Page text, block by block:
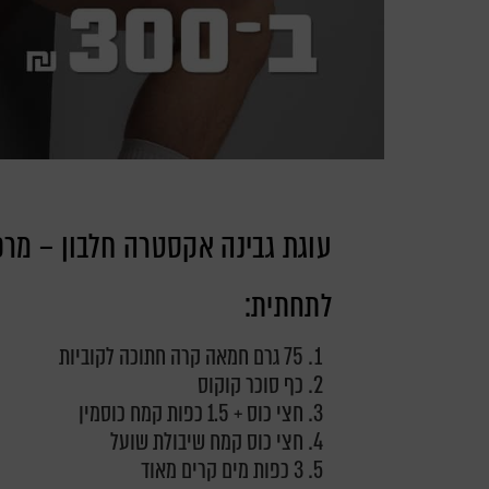
עוגת גבינה אקסטרה חלבון –
לתחתית:
75 גרם חמאה קרה חתוכה לקוביות
כף סוכר קוקוס
חצי כוס + 1.5 כפות קמח כוסמין
חצי כוס קמח שיבולת שועל
3 כפות מים קרים מאוד